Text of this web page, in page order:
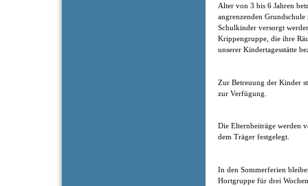
Alter von 3 bis 6 Jahren
angrenzenden
Schulkinder versorgt
Krippengruppe, die ihre
unserer Kindertagesstätte
Zur Betreuung der Kinder
zur Verfügung.
Die Elternbeiträge werden
dem Träger festgelegt.
In den Sommerferien
Hortgruppe für drei